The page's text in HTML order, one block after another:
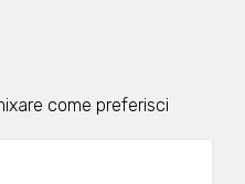
come preferisci